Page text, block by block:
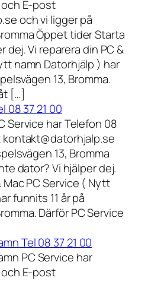
och E-post
och vi ligger på
Öppet tider Starta
dej. Vi reparera din PC &
namn Datorhjälp ) har
13, Bromma.
[…]
08 37 21 00
Service har Telefon 08
kontakt@datorhjalp.se
13, Bromma
dator? Vi hjälper dej.
Mac PC Service ( Nytt
funnits 11 år på
Därför PC Service
Tel 08 37 21 00
PC Service har
och E-post